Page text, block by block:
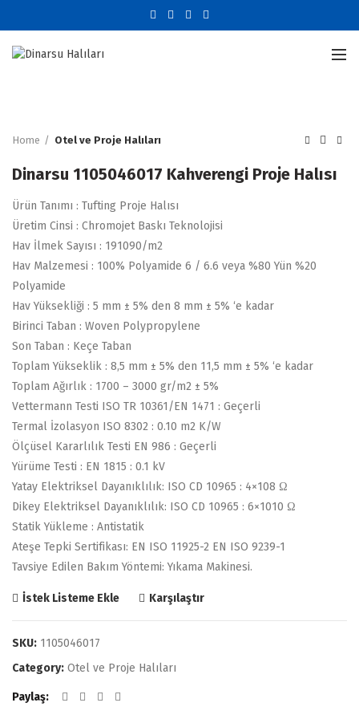
Home Otel ve Proje Halıları
Dinarsu 1105046017 Kahverengi Proje Halısı
Ürün Tanımı : Tufting Proje Halısı
Üretim Cinsi : Chromojet Baskı Teknolojisi
Hav İlmek Sayısı : 191090/m2
Hav Malzemesi : 100% Polyamide 6 / 6.6 veya %80 Yün %20
Polyamide
Hav Yüksekliği : 5 mm ± 5% den 8 mm ± 5% ‘e kadar
Birinci Taban : Woven Polypropylene
Son Taban : Keçe Taban
Toplam Yükseklik : 8,5 mm ± 5% den 11,5 mm ± 5% ‘e kadar
Toplam Ağırlık : 1700 – 3000 gr/m2 ± 5%
Vettermann Testi ISO TR 10361/EN 1471 : Geçerli
Termal İzolasyon ISO 8302 : 0.10 m2 K/W
Ölçüsel Kararlılık Testi EN 986 : Geçerli
Yürüme Testi : EN 1815 : 0.1 kV
Yatay Elektriksel Dayanıklılık: ISO CD 10965 : 4×108 Ω
Dikey Elektriksel Dayanıklılık: ISO CD 10965 : 6×1010 Ω
Statik Yükleme : Antistatik
Ateşe Tepki Sertifikası: EN ISO 11925-2 EN ISO 9239-1
Tavsiye Edilen Bakım Yöntemi: Yıkama Makinesi.
İstek Listeme Ekle Karşılaştır
SKU: 1105046017
Category: Otel ve Proje Halıları
Paylaş